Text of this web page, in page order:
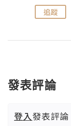
追蹤
發表評論
登入發表評論